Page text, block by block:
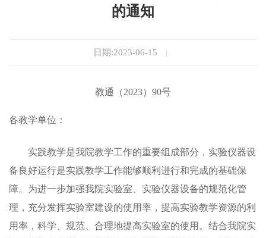
的通知
日期:2023-06-15 |
教通（2023） 90号
各教学单位：
实践教学是我院教学工作的重要组成部分，实验仪器设
备良好运行是实践教学工作能够顺利进行和完成的基础保
障。为进一步加强我院实验室 实验仪器设备的规范化管
理， 充分发挥实验室建设的使用率 ，提高实验教学资源的利
用率，科学、规范、合理地提高实验室的使用 。结合我院实